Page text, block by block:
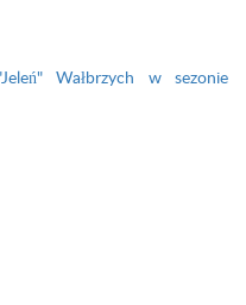
Wałbrzych w sezonie